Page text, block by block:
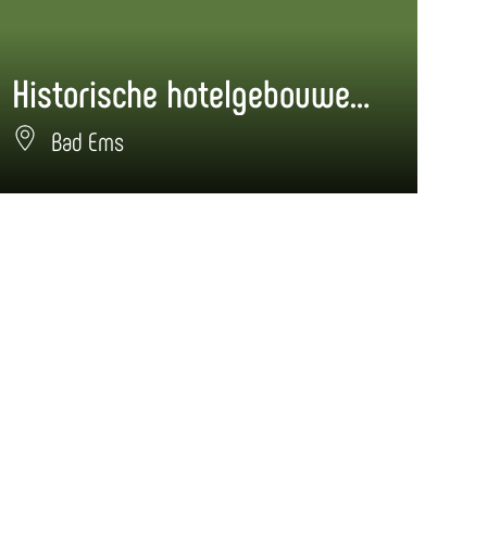
Historische hotelgebouwen aan de Römerstraße
Bad Ems